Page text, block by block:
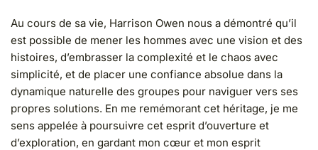
Au cours de sa vie, Harrison Owen nous a démontré qu’il
est possible de mener les hommes avec une vision et des
histoires, d’embrasser la complexité et le chaos avec
simplicité, et de placer une confiance absolue dans la
dynamique naturelle des groupes pour naviguer vers ses
propres solutions. En me remémorant cet héritage, je me
sens appelée à poursuivre cet esprit d’ouverture et
d’exploration, en gardant mon cœur et mon esprit